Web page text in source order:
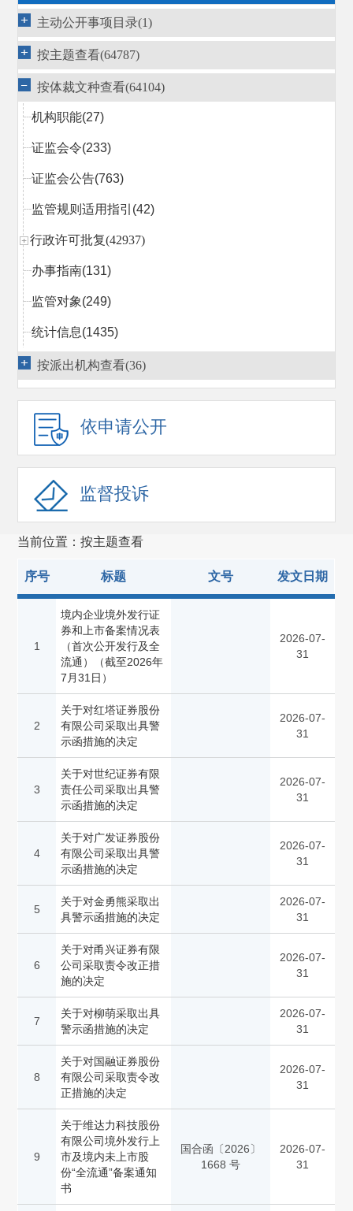
主动公开事项目录(1)
按主题查看(64787)
按体裁文种查看(64104)
机构职能(27)
证监会令(233)
证监会公告(763)
监管规则适用指引 (42)
行政许可批复(42937)
办事指南(131)
监管对象(249)
统计信息(1435)
行政处罚决定(2022)
行政执法当事人承诺(14)
行政复议(1540)
监管措施(814)
发审会公告(4994)
重组委公告 (1831)
规划报告 (1)
非行政许可事项(114)
其他(1124)
按派出机构查看(36)
依申请公开
监督投诉
当前位置：按主题查看
序号 标题 文号 发文日期
1
境内企业境外发行证
券和上市备案情况表
（首次公开发行及全
流通）（截至2026年
7月31日）
2026-07-
31
2
关于对红塔证券股份
有限公司采取出具警
示函措施的决定
2026-07-
31
3
关于对世纪证券有限
责任公司采取出具警
示函措施的决定
2026-07-
31
4
关于对广发证券股份
有限公司采取出具警
示函措施的决定
2026-07-
31
5
关于对金勇熊采取出
具警示函措施的决定
2026-07-
31
6
关于对甬兴证券有限
公司采取责令改正措
施的决定
2026-07-
31
7
关于对柳萌采取出具
警示函措施的决定
2026-07-
31
8
关于对国融证券股份
有限公司采取责令改
正措施的决定
2026-07-
31
9
关于维达力科技股份
有限公司境外发行上
市及境内未上市股
份“全流通”备案通知
书
国合函〔2026〕
1668 号
2026-07-
31